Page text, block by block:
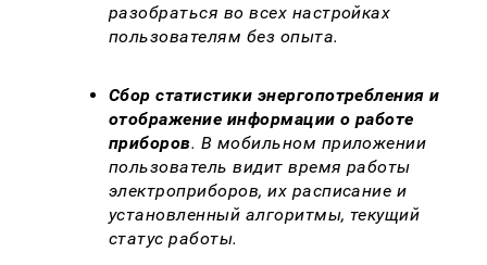
разобраться во всех настройках
пользователям без опыта.
Сбор статистики энергопотребления и
отображение информации о работе
приборов. В мобильном приложении
пользователь видит время работы
электроприборов, их расписание и
установленный алгоритмы, текущий
статус работы.